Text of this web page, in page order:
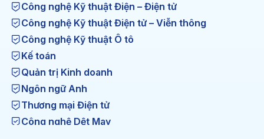
Công nghệ Kỹ thuật Điện – Điện tử
Công nghệ Kỹ thuật Điện tử – Viễn thông
Công nghệ Kỹ thuật Ô tô
Kế toán
Quản trị Kinh doanh
Ngôn ngữ Anh
Thương mại Điện tử
Công nghệ Dệt May